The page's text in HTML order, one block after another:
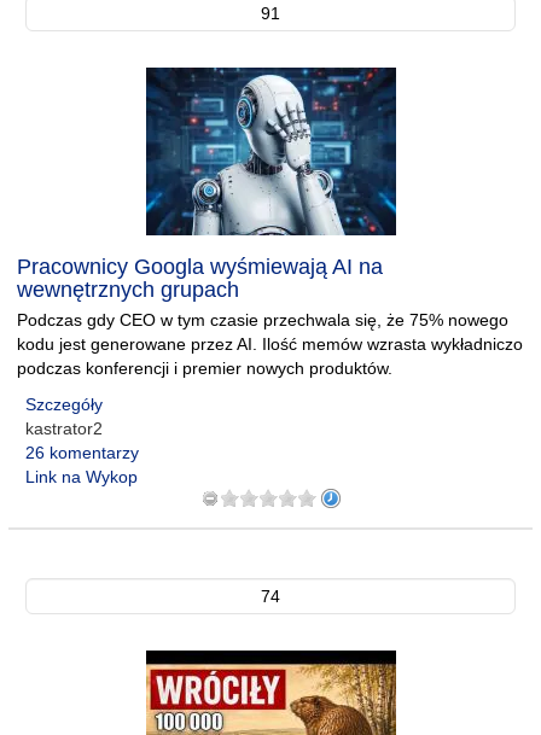
91
Pracownicy Googla wyśmiewają AI na
wewnętrznych grupach
Podczas gdy CEO w tym czasie przechwala się, że 75% nowego
kodu jest generowane przez AI. Ilość memów wzrasta wykładniczo
podczas konferencji i premier nowych produktów.
Szczegóły
kastrator2
26 komentarzy
Link na Wykop
74